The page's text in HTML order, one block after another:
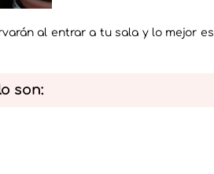
al entrar a tu sala y lo mejor es
son: